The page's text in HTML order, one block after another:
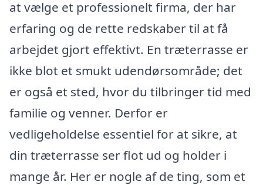
at vælge et professionelt firma, der har
erfaring og de rette redskaber til at få
arbejdet gjort effektivt. En træterrasse er
ikke blot et smukt udendørsområde; det
er også et sted, hvor du tilbringer tid med
familie og venner. Derfor er
vedligeholdelse essentiel for at sikre, at
din træterrasse ser flot ud og holder i
mange år. Her er nogle af de ting, som et